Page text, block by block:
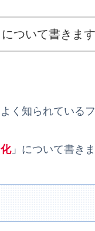
について書きます
く知られている
」について書きま